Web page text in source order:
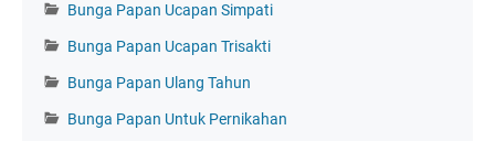
Bunga Papan Ucapan Simpati
Bunga Papan Ucapan Trisakti
Bunga Papan Ulang Tahun
Bunga Papan Untuk Pernikahan